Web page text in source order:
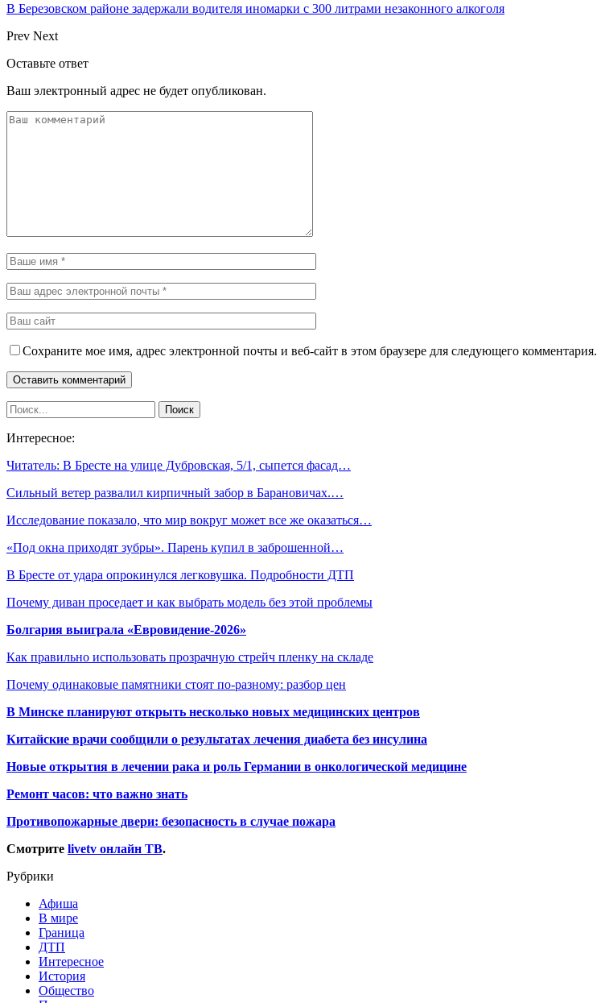
В Березовском районе задержали водителя иномарки с 300 литрами незаконного алкоголя
Prev Next
Оставьте ответ
Ваш электронный адрес не будет опубликован.
Сохраните мое имя, адрес электронной почты и веб-сайт в этом браузере для следующего комментария.
Интересное:
Читатель: В Бресте на улице Дубровская, 5/1, сыпется фасад…
Сильный ветер развалил кирпичный забор в Барановичах.…
Исследование показало, что мир вокруг может все же оказаться…
«Под окна приходят зубры». Парень купил в заброшенной…
В Бресте от удара опрокинулся легковушка. Подробности ДТП
Почему диван проседает и как выбрать модель без этой проблемы
Болгария выиграла «Евровидение-2026»
Как правильно использовать прозрачную стрейч пленку на складе
Почему одинаковые памятники стоят по-разному: разбор цен
В Минске планируют открыть несколько новых медицинских центров
Китайские врачи сообщили о результатах лечения диабета без инсулина
Новые открытия в лечении рака и роль Германии в онкологической медицине
Ремонт часов: что важно знать
Противопожарные двери: безопасность в случае пожара
Смотрите livetv онлайн ТВ.
Рубрики
Афиша
В мире
Граница
ДТП
Интересное
История
Общество